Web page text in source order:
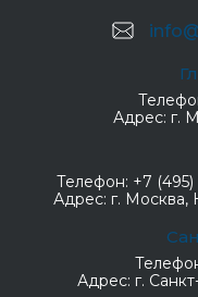
Адрес: г.
Телефон: +7
Адрес: г. Москва,
Адрес: г.